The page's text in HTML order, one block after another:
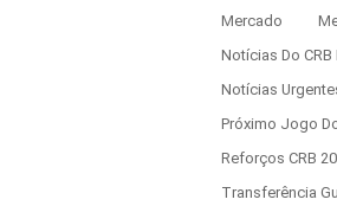
Mercado
Notícias Do
Notícias
Próximo Jogo
Reforços CRB
Transferência